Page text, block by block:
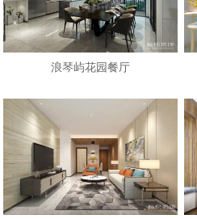
浪琴屿花园餐厅